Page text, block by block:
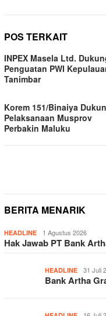
POS TERKAIT
INPEX Masela Ltd.
Penguatan PWI
Tanimbar
Korem 151/Binaiya
Pelaksanaan Musprov
Perbakin Maluku
BERITA MENARIK
HEADLINE 1 Agustus 2026
Hak Jawab PT Bank
HEADLINE 31 Juli
Bank Artha